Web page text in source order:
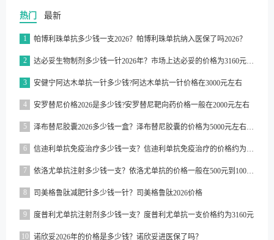
热门 最新
1 帕博利珠单抗多少钱一支2026？帕博利珠单抗纳入医保了吗2026？
2 达必妥生物制剂多少钱一针2026年？市场上达必妥的价格为3160元/支左右
3 安健宁阿达木单抗一针多少钱?阿达木单抗一针价格在3000元左右
4 安罗替尼价格2026是多少钱?安罗替尼靶向药价格一般在2000元左右
5 泽布替尼胶囊2026多少钱一盒？泽布替尼胶囊的价格为5000元左右一盒
6 信迪利单抗免疫治疗多少钱一支？信迪利单抗免疫治疗的价格约为2843元一支
7 依洛尤单抗注射多少钱一支？依洛尤单抗的价格一般在500元到1000元之间一支
8 司美格鲁肽减肥针多少钱一针？司美格鲁肽2026价格
9 度普利尤单抗注射剂多少钱一支？度普利尤单抗一支价格约为3160元
10 诺欣妥2026年的价格是多少钱？诺欣妥进医保了吗？